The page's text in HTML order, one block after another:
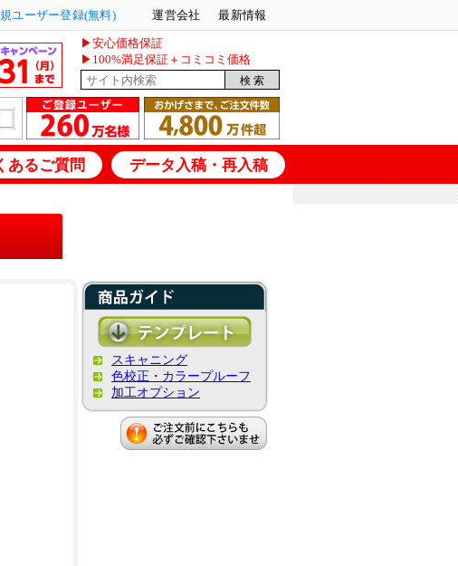
ユーザー登録(無料) 運営会社 最新情報
▶安心価格保証
▶100%満足保証＋コミコミ価格
あるご質問 データ入稿・再入稿
スキャニング
色校正・カラープルーフ
加工オプション